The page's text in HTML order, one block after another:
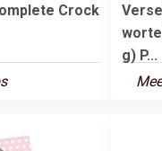
Crock
g) P...